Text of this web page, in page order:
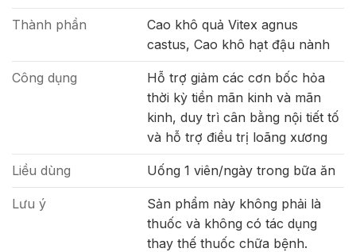
Thành phần
Cao khô quả Vitex agnus
castus, Cao khô hạt đậu nành
Công dụng
Hỗ trợ giảm các cơn bốc hỏa
thời kỳ tiền mãn kinh và mãn
kinh, duy trì cân bằng nội tiết tố
và hỗ trợ điều trị loãng xương
Liều dùng Uống 1 viên/ngày trong bữa ăn
Lưu ý
Sản phẩm này không phải là
thuốc và không có tác dụng
thay thế thuốc chữa bệnh.